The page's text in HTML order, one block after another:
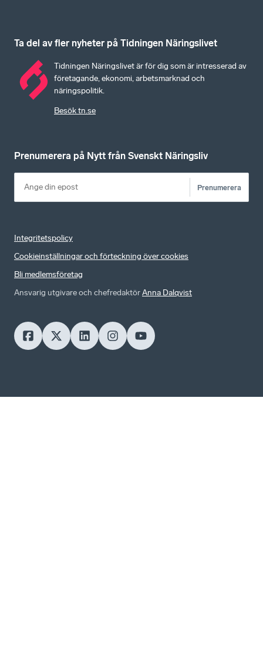
Ta del av fler nyheter på Tidningen Näringslivet
Tidningen Näringslivet är för dig som är intresserad av
företagande, ekonomi, arbetsmarknad och
näringspolitik.
Besök tn.se
Prenumerera på Nytt från Svenskt Näringsliv
Prenumerera
Integritetspolicy
Cookieinställningar och förteckning över cookies
Bli medlemsföretag
Ansvarig utgivare och chefredaktörAnna Dalqvist